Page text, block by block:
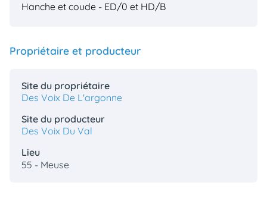
Hanche et coude - ED/0 et HD/B
Propriétaire et producteur
Site du propriétaire
Des Voix De L'argonne
Site du producteur
Des Voix Du Val
Lieu
55 - Meuse